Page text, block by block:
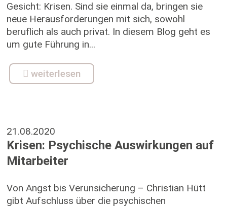
Gesicht: Krisen. Sind sie einmal da, bringen sie
neue Herausforderungen mit sich, sowohl
beruflich als auch privat. In diesem Blog geht es
um gute Führung in...
weiterlesen
21.08.2020
Krisen: Psychische Auswirkungen auf
Mitarbeiter
Von Angst bis Verunsicherung – Christian Hütt
gibt Aufschluss über die psychischen